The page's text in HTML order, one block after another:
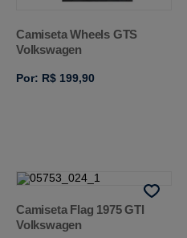
Camiseta Wheels GTS
Volkswagen
Por: R$ 199,90
Camiseta Flag 1975 GTI
Volkswagen